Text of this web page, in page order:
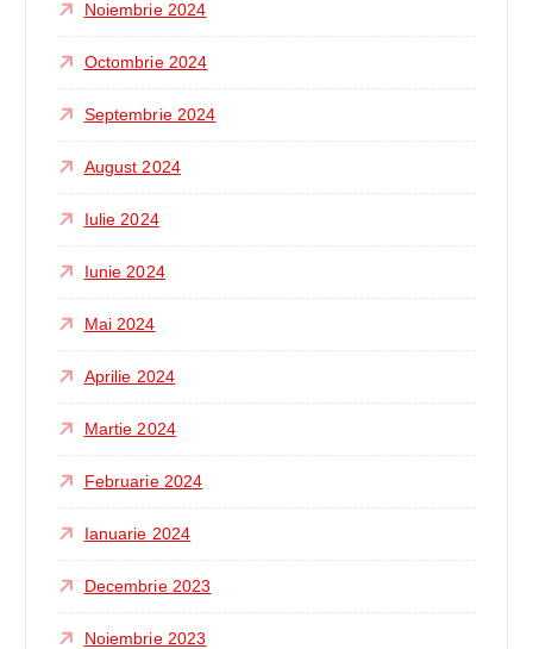
Noiembrie 2024
Octombrie 2024
Septembrie 2024
August 2024
Iulie 2024
Iunie 2024
Mai 2024
Aprilie 2024
Martie 2024
Februarie 2024
Ianuarie 2024
Decembrie 2023
Noiembrie 2023